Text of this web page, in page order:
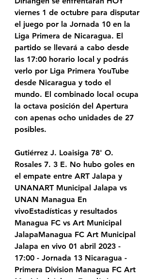
viernes 1 de octubre para disputar
el juego por la Jornada 10 en la
Liga Primera de Nicaragua. El
partido se llevará a cabo desde
las 17:00 horario local y podrás
verlo por Liga Primera YouTube
desde Nicaragua y todo el
mundo. El combinado local ocupa
la octava posición del Apertura
con apenas ocho unidades de 27
posibles.
Gutiérrez J. Loaisiga 78' O.
Rosales 7. 3 E. No hubo goles en
el empate entre ART Jalapa y
UNANART Municipal Jalapa vs
UNAN Managua En
vivoEstadísticas y resultados
Managua FC vs Art Municipal
JalapaManagua FC Art Municipal
Jalapa en vivo 01 abril 2023 -
17:00 - Jornada 13 Nicaragua -
Primera Division Managua FC Art